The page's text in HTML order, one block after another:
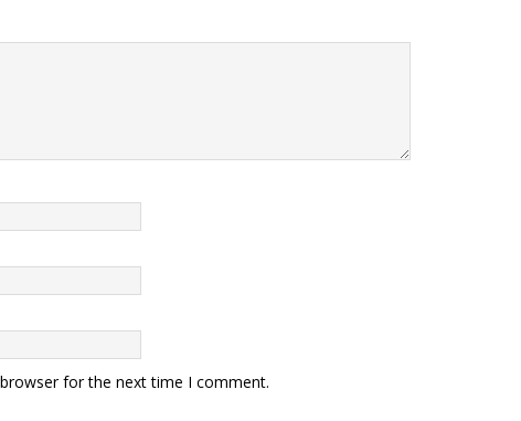
for the next time I comment.